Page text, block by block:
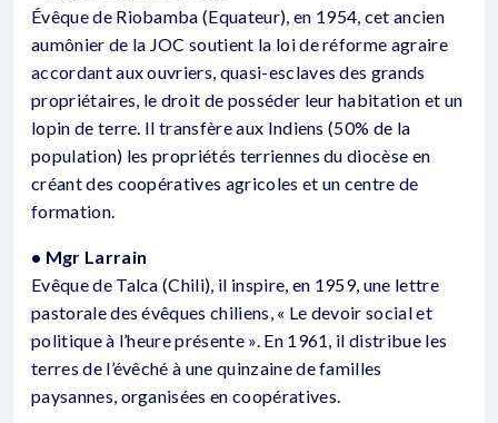
Évêque de Riobamba (Equateur), en 1954, cet ancien
aumônier de la JOC soutient la loi de réforme agraire
accordant aux ouvriers, quasi-esclaves des grands
propriétaires, le droit de posséder leur habitation et un
lopin de terre. Il transfère aux Indiens (50% de la
population) les propriétés terriennes du diocèse en
créant des coopératives agricoles et un centre de
formation.
• Mgr Larrain
Evêque de Talca (Chili), il inspire, en 1959, une lettre
pastorale des évêques chiliens, « Le devoir social et
politique à l’heure présente ». En 1961, il distribue les
terres de l’évêché à une quinzaine de familles
paysannes, organisées en coopératives.